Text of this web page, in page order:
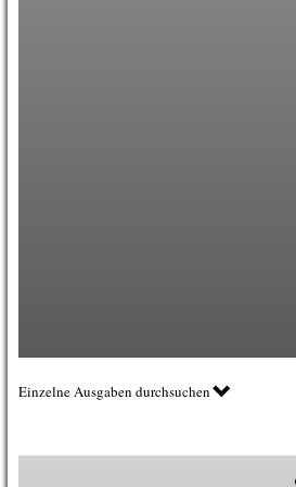
Einzelne Ausgaben durchsuchen